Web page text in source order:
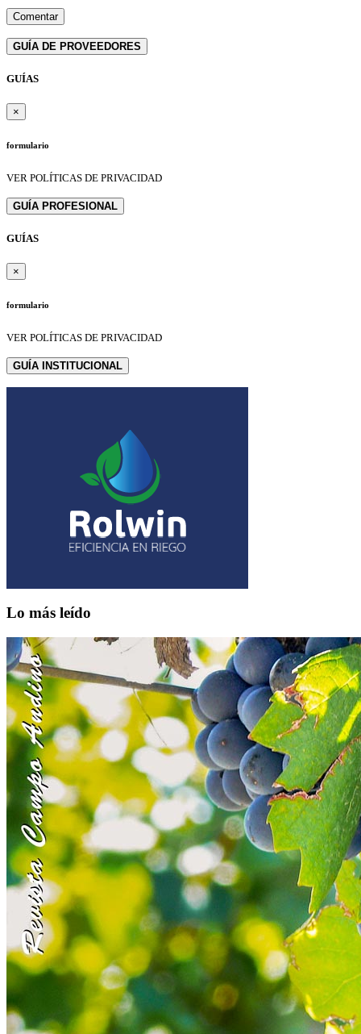
GUÍA DE PROVEEDORES
GUÍAS
×
formulario
VER POLÍTICAS DE PRIVACIDAD
GUÍA PROFESIONAL
GUÍAS
×
formulario
VER POLÍTICAS DE PRIVACIDAD
GUÍA INSTITUCIONAL
Lo más leído